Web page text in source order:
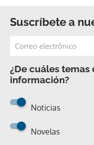
Suscríbete a
¿De cuáles temas
información?
Noticias
Novelas